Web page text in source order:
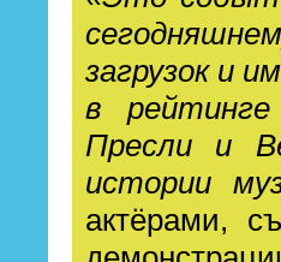
загрузок и
в
Пресли и
истории
актёрами,